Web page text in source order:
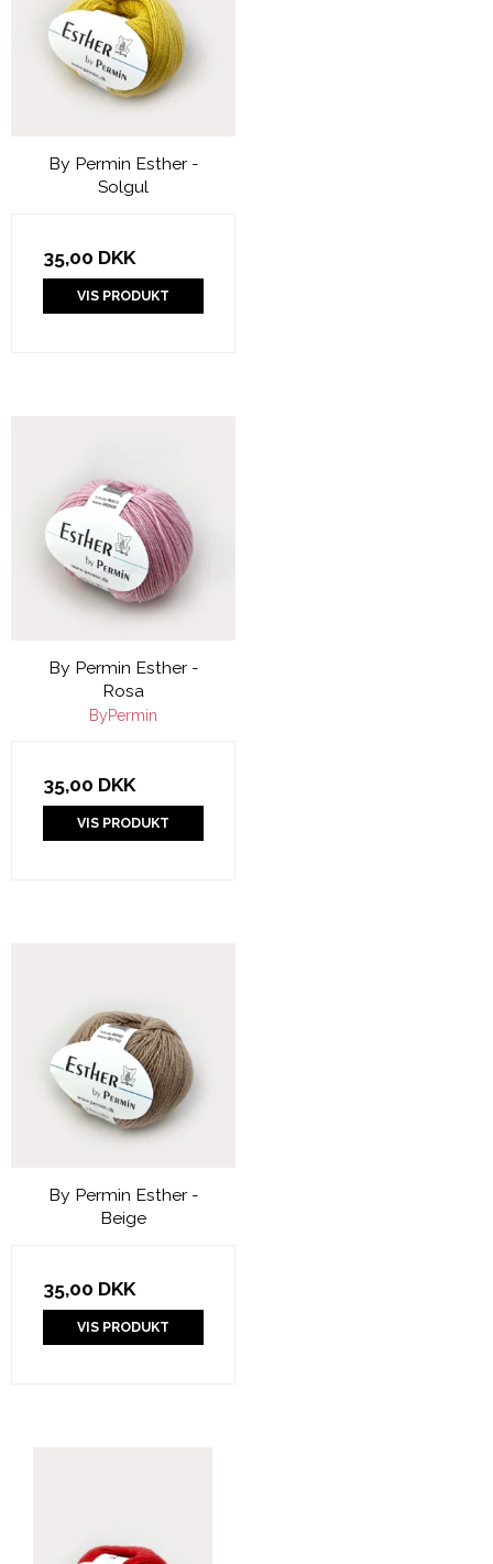
By Permin Esther -
Solgul
35,00 DKK
VIS PRODUKT
By Permin Esther -
Rosa
ByPermin
35,00 DKK
VIS PRODUKT
By Permin Esther -
Beige
35,00 DKK
VIS PRODUKT